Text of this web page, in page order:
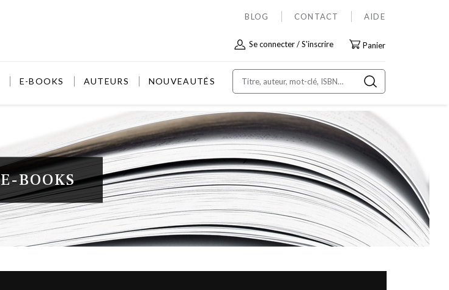
BLOG CONTACT AIDE
Allez
contenu
Se connecter S'inscrire Panier
E-BOOKS AUTEURS NOUVEAUTÉS
E-BOOKS